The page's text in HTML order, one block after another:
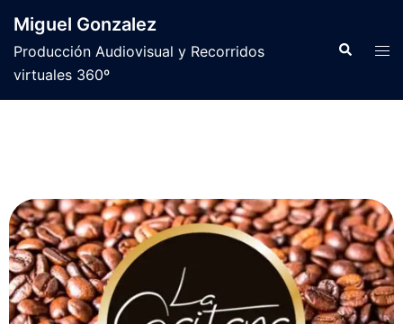
Miguel Gonzalez
Producción Audiovisual y Recorridos
virtuales 360º